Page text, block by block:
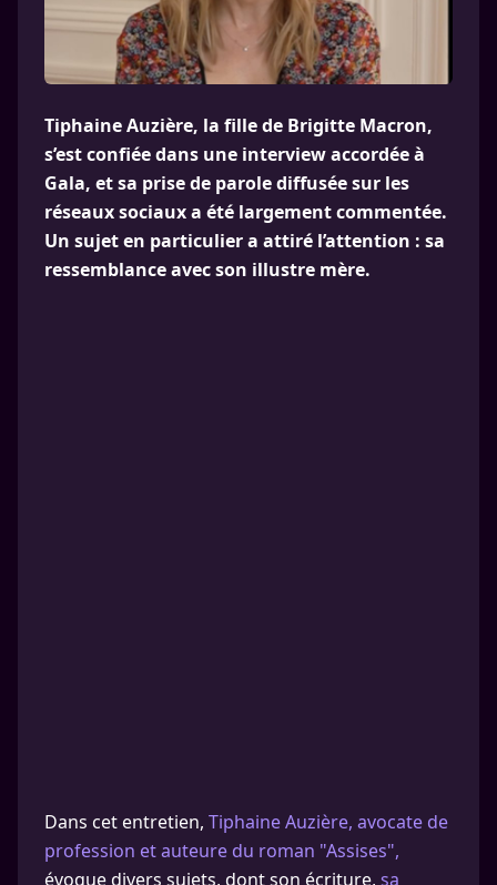
Tiphaine Auzière, la fille de Brigitte Macron,
s’est confiée dans une interview accordée à
Gala, et sa prise de parole diffusée sur les
réseaux sociaux a été largement commentée.
Un sujet en particulier a attiré l’attention : sa
ressemblance avec son illustre mère.
Dans cet entretien, Tiphaine Auzière, avocate de
profession et auteure du roman "Assises",
évoque divers sujets, dont son écriture, sa